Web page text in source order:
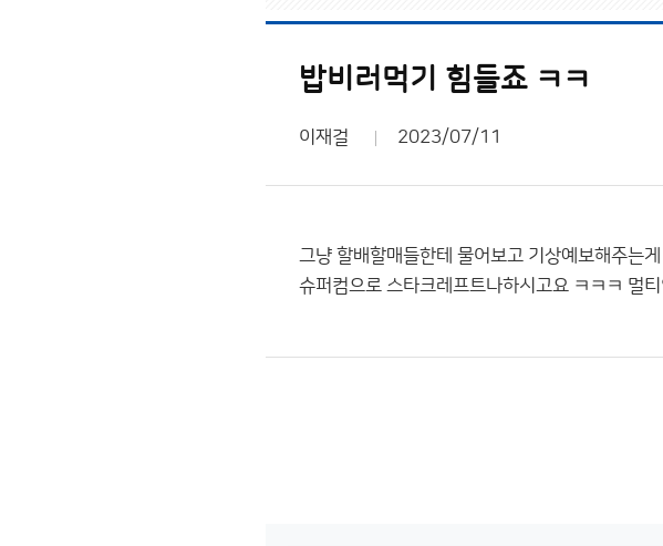
밥비러먹기 힘들죠 ㅋㅋ
이재걸 2023/07/11
그냥 할배할매들한테 물어보고 기상예보해주는
슈퍼컴으로 스타크레프트나하시고요 ㅋㅋㅋ 멀